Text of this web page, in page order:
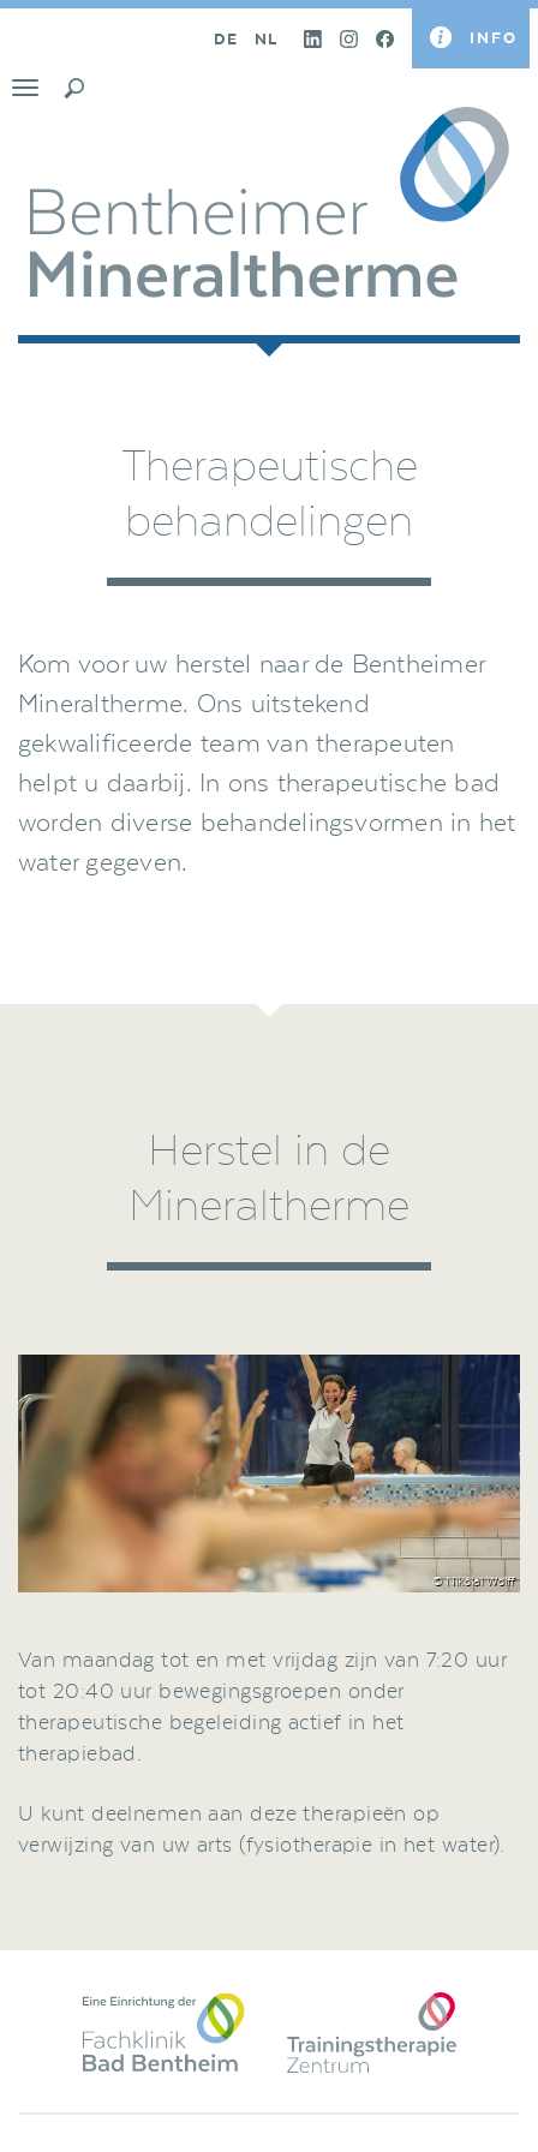
DE NL INFO
Toggle
Therapeutische
behandelingen
Kom voor uw herstel naar de Bentheimer
Mineraltherme. Ons uitstekend
gekwalificeerde team van therapeuten
helpt u daarbij. In ons therapeutische bad
worden diverse behandelingsvormen in het
water gegeven.
Herstel in de
Mineraltherme
© Nikolai Wolff
Van maandag tot en met vrijdag zijn van 7:20 uur
tot 20:40 uur bewegingsgroepen onder
therapeutische begeleiding actief in het
therapiebad.
U kunt deelnemen aan deze therapieën op
verwijzing van uw arts (fysiotherapie in het water).